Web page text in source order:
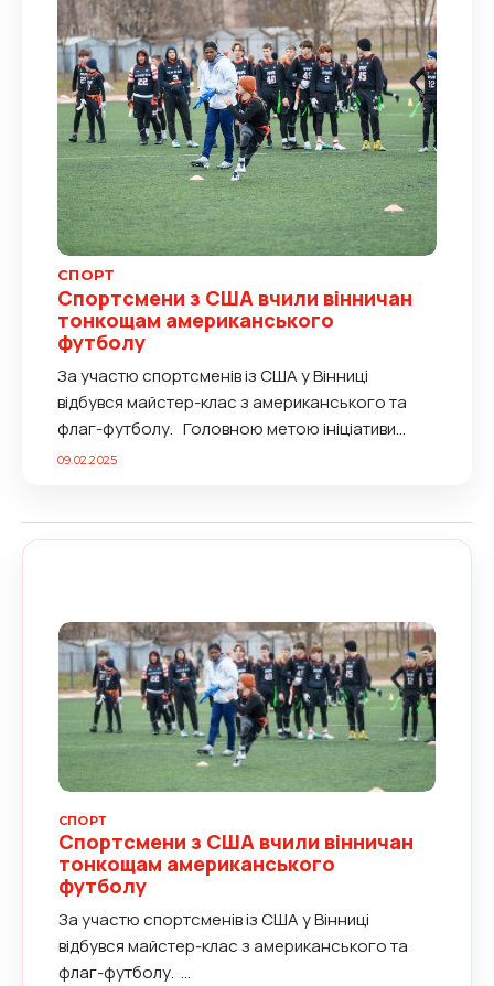
СПОРТ
Спортсмени з США вчили вінничан
тонкощам американського
футболу
За участю спортсменів із США у Вінниці
відбувся майстер-клас з американського та
флаг-футболу. Головною метою ініціативи
став розвиток американського футболу та
Спортсмени не лише провели тренування для
09.02.2025
СПОРТ
Спортсмени з США вчили вінничан
тонкощам американського
футболу
За участю спортсменів із США у Вінниці
відбувся майстер-клас з американського та
флаг-футболу. ...